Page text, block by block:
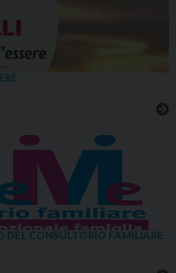
DEL CONSULTORIO FAMILIARE